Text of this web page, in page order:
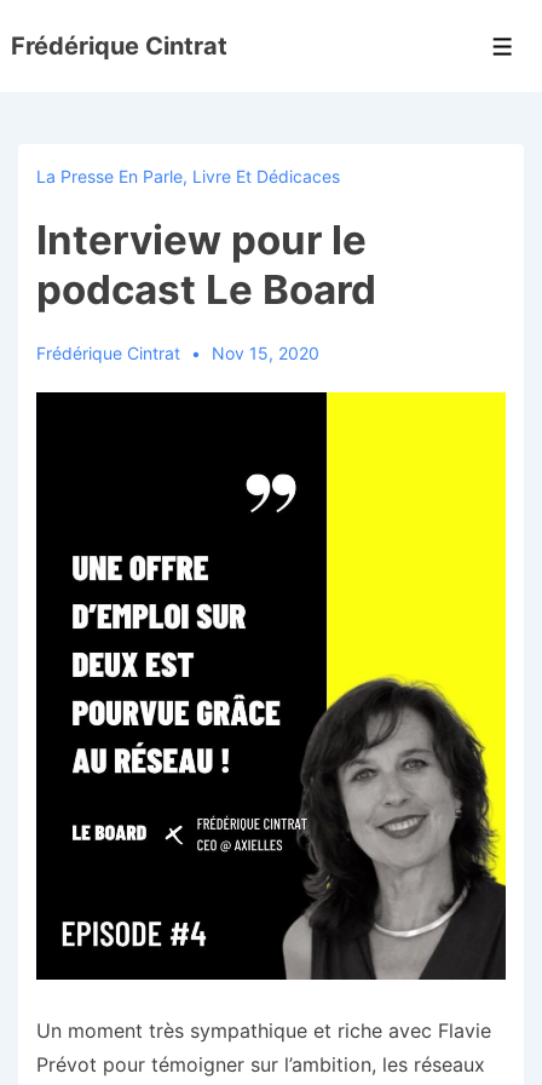
passer
Frédérique Cintrat
La Presse En Parle, Livre Et Dédicaces
Interview pour le
podcast Le Board
Frédérique Cintrat Nov 15, 2020
Un moment très sympathique et riche avec Flavie
Prévot pour témoigner sur l’ambition, les réseaux